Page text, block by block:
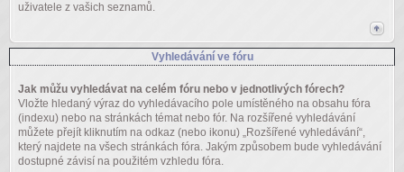
uživatele z vašich seznamů.
Vyhledávání ve fóru
Jak můžu vyhledávat na celém fóru nebo v jednotlivých fórech?
Vložte hledaný výraz do vyhledávacího pole umístěného na obsahu fóra
(indexu) nebo na stránkách témat nebo fór. Na rozšířené vyhledávání
můžete přejít kliknutím na odkaz (nebo ikonu) „Rozšířené vyhledávání“,
který najdete na všech stránkách fóra. Jakým způsobem bude vyhledávání
dostupné závisí na použitém vzhledu fóra.